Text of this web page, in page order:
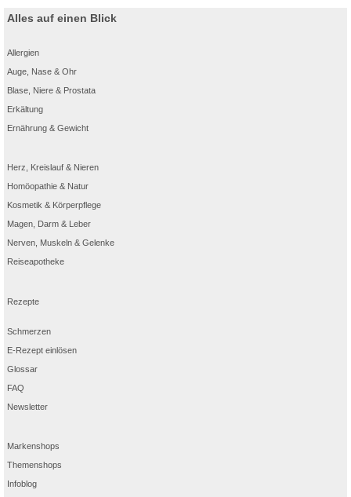
durch die Schwangerschaft verursacht: diese Beschwerden benötigen eine
zuverlässige und schnelle Lösung.
säurebedingte Magenprobleme und überzeugen durch ihre zuckerfreie
Schnelle Wirkung durch bewährte Inhaltsstoffe
Wirkstoffe Calciumcarbonat und Magnesiumcarbonat. Diese bewährten
und dadurch eine rasche Linderung der Beschwerden zu ermöglichen.
zuckerfrei kann bei einer Vielzahl säurebedingter Magenbeschwerden eingesetzt
Beschwerden bei Reflux
Völlegefühl oder Magendruck
Darüber hinaus können auch Symptome, die im Zusammenhang mit
Die Kautabletten gegen Sodbrennen richten sich an Erwachsene und
einer passenden Lösung für verschiedene Personengruppen:
Diabetiker können das Arzneimittel ohne Bedenken verwenden, da es keinen
Sodbrennen und zur Behandlung weiterer säurebedingter Magenbeschwerden,
Anwendung und Dosierung
lutschen. Der bevorzugte Einnahmezeitpunkt liegt etwa eine Stunde nach dem
täglich angewendet werden. Dabei darf die maximale Tagesdosis von 11
Alles auf einen Blick
Allergien
Auge, Nase & Ohr
Blase, Niere & Prostata
Erkältung
Ernährung & Gewicht
Herz, Kreislauf & Nieren
Homöopathie & Natur
Kosmetik & Körperpflege
Magen, Darm & Leber
Nerven, Muskeln & Gelenke
Reiseapotheke
Rezepte
Schmerzen
E-Rezept einlösen
Glossar
FAQ
Newsletter
Markenshops
Themenshops
Infoblog